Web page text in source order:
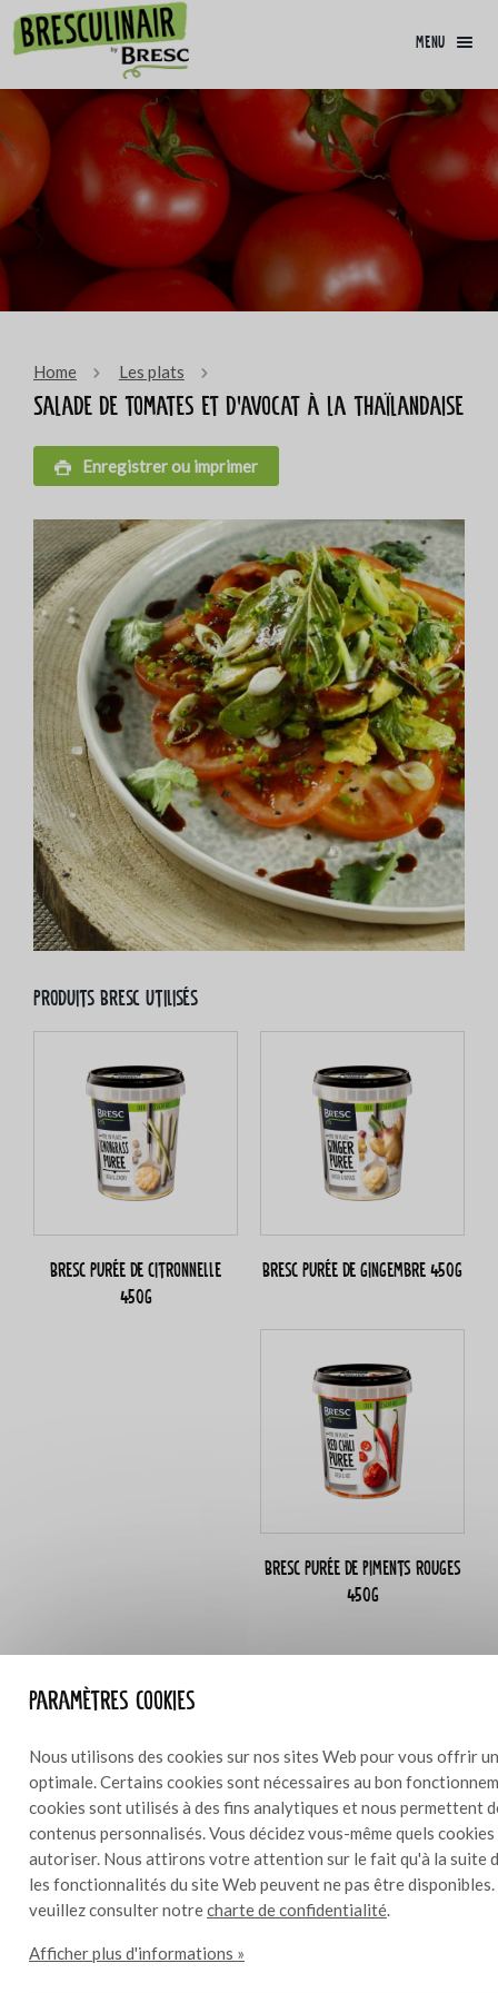
Paramètres cookies
Nous utilisons des cookies sur nos sites Web pour vous offrir
optimale. Certains cookies sont nécessaires au bon
cookies sont utilisés à des fins analytiques et nous permettent
contenus personnalisés. Vous décidez vous-même quels
autoriser. Nous attirons votre attention sur le fait qu'à la suite
les fonctionnalités du site Web peuvent ne pas être
veuillez consulter notrecharte de confidentialité.
Afficher plus d'informations »
menu
Home Les plats
Salade de tomates et d'avocat à la thaïlandaise
Enregistrer ou imprimer
Produits Bresc utilisés
Bresc Purée de citronnelle
450g
Bresc Purée de gingembre 450g
Bresc Purée de piments rouges
450g
8 tomates
10 g de basilic thaï
10 g de coriandre
5 g de ciboulette hachée
3 tiges d’oignon de printemps
2 avocats
1 citron vert (zeste et jus)